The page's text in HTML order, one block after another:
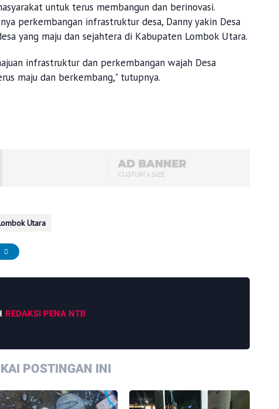
untuk terus membangun dan berinovasi.
perkembangan infrastruktur desa, Danny yakin Desa
yang maju dan sejahtera di Kabupaten Lombok Utara.
infrastruktur dan perkembangan wajah Desa
maju dan berkembang," tutupnya.
Utara
REDAKSI PENA NTB
POSTINGAN INI